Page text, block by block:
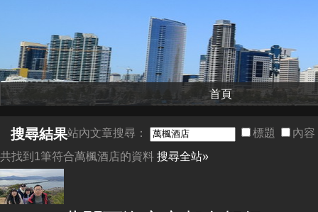
首頁
搜尋結果站內文章搜尋： 標題
內容
共找到1筆符合萬楓酒店的資料 搜尋全站»